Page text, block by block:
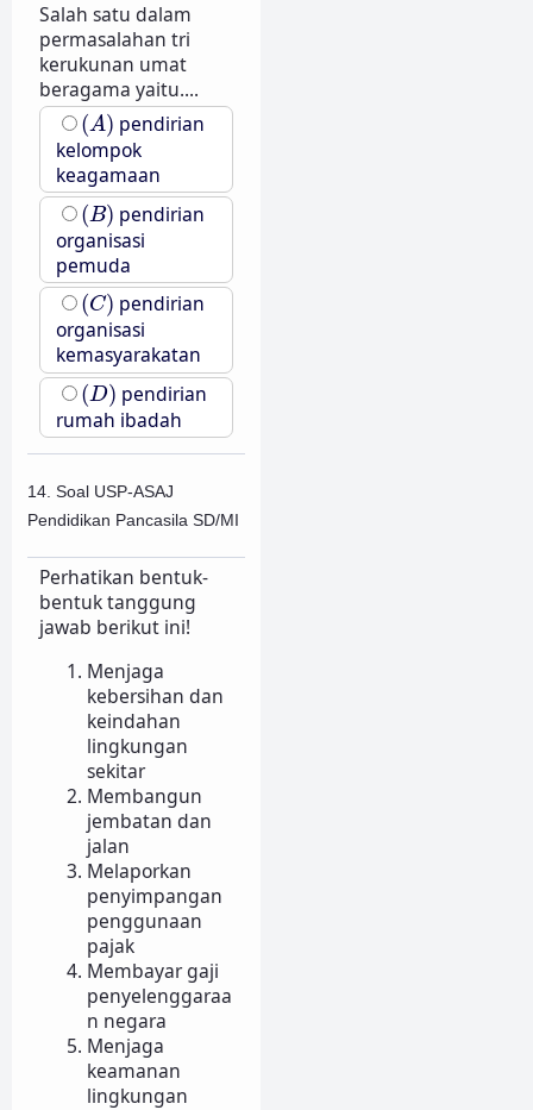
Salah satu dalam
permasalahan tri
kerukunan umat
beragama yaitu....
(A)
(A) pendirian
kelompok
keagamaan
(B)
(B) pendirian
organisasi
pemuda
(C)
(C) pendirian
organisasi
kemasyarakatan
(D)
(D) pendirian
rumah ibadah
14. Soal USP-ASAJ
Pendidikan Pancasila SD/MI
Perhatikan bentuk-
bentuk tanggung
jawab berikut ini!
Menjaga
kebersihan dan
keindahan
lingkungan
sekitar
Membangun
jembatan dan
jalan
Melaporkan
penyimpangan
penggunaan
pajak
Membayar gaji
penyelenggaraa
n negara
Menjaga
keamanan
lingkungan